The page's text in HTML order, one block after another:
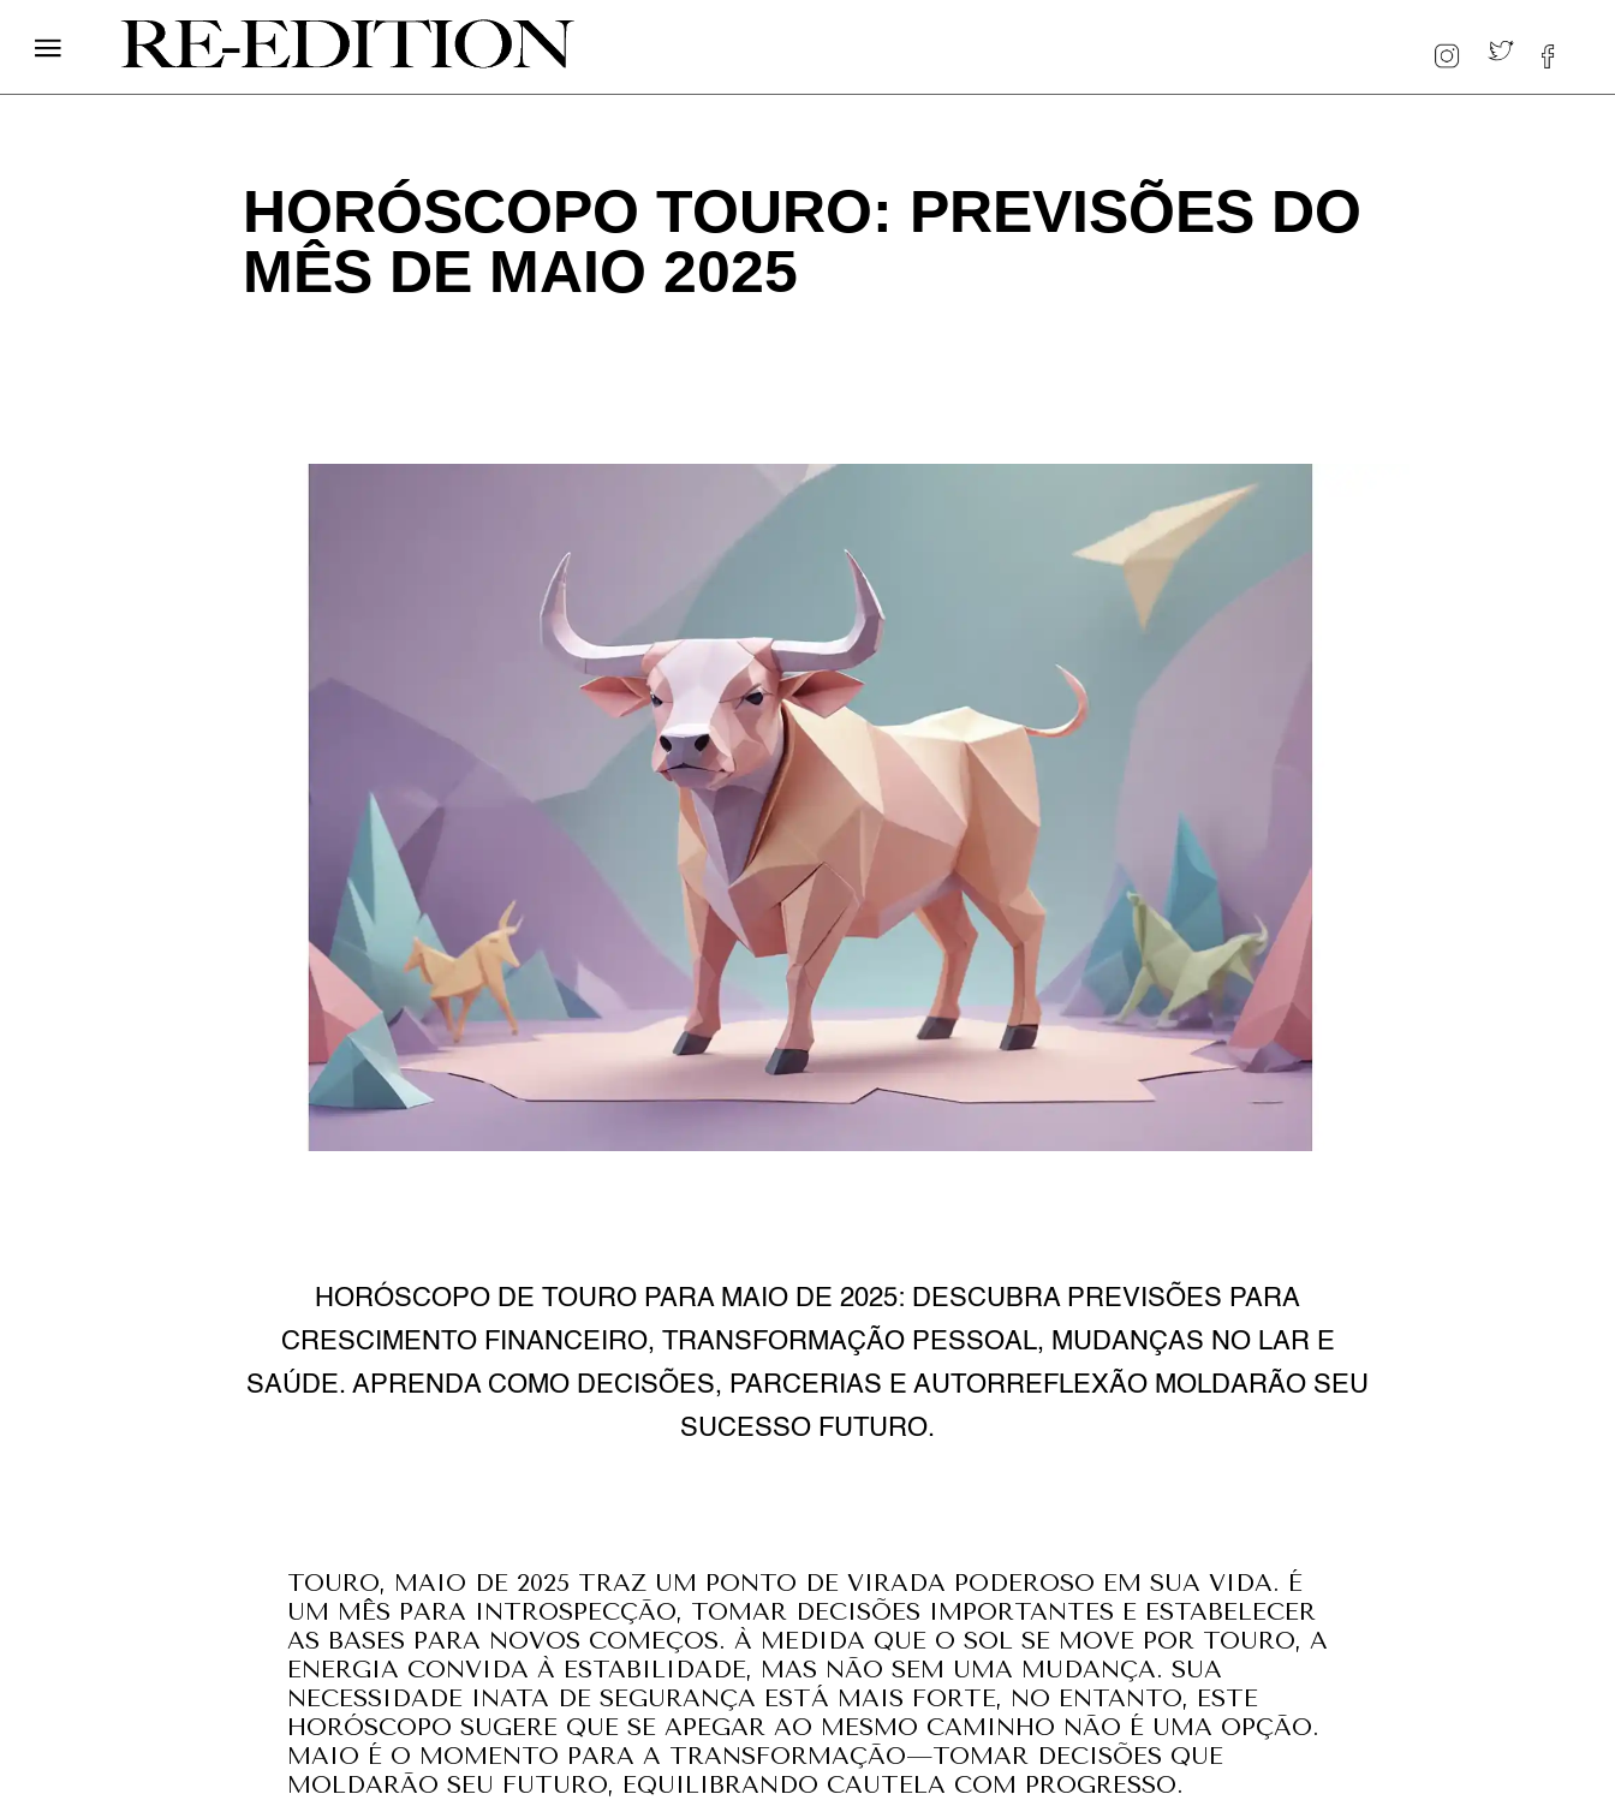
HORÓSCOPO TOURO: PREVISÕES DO
MÊS DE MAIO 2025
HORÓSCOPO DE TOURO PARA MAIO DE 2025: DESCUBRA PREVISÕES PARA
CRESCIMENTO FINANCEIRO, TRANSFORMAÇÃO PESSOAL, MUDANÇAS NO LAR E
SAÚDE. APRENDA COMO DECISÕES, PARCERIAS E AUTORREFLEXÃO MOLDARÃO SEU
SUCESSO FUTURO.
TOURO, MAIO DE 2025 TRAZ UM PONTO DE VIRADA PODEROSO EM SUA VIDA. É
UM MÊS PARA INTROSPECÇÃO, TOMAR DECISÕES IMPORTANTES E ESTABELECER
AS BASES PARA NOVOS COMEÇOS. À MEDIDA QUE O SOL SE MOVE POR TOURO, A
ENERGIA CONVIDA À ESTABILIDADE, MAS NÃO SEM UMA MUDANÇA. SUA
NECESSIDADE INATA DE SEGURANÇA ESTÁ MAIS FORTE, NO ENTANTO, ESTE
HORÓSCOPO SUGERE QUE SE APEGAR AO MESMO CAMINHO NÃO É UMA OPÇÃO.
MAIO É O MOMENTO PARA A TRANSFORMAÇÃO—TOMAR DECISÕES QUE
MOLDARÃO SEU FUTURO, EQUILIBRANDO CAUTELA COM PROGRESSO.